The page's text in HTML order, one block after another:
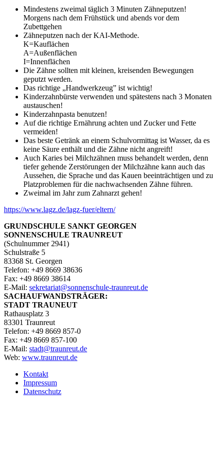
Mindestens zweimal täglich 3 Minuten Zähneputzen!
Morgens nach dem Frühstück und abends vor dem
Zubettgehen
Zähneputzen nach der KAI-Methode.
K=Kauflächen
A=Außenflächen
I=Innenflächen
Die Zähne sollten mit kleinen, kreisenden Bewegungen
geputzt werden.
Das richtige „Handwerkzeug” ist wichtig!
Kinderzahnbürste verwenden und spätestens nach 3 Monaten
austauschen!
Kinderzahnpasta benutzen!
Auf die richtige Ernährung achten und Zucker und Fette
vermeiden!
Das beste Getränk an einem Schulvormittag ist Wasser, da es
keine Säure enthält und die Zähne nicht angreift!
Auch Karies bei Milchzähnen muss behandelt werden, denn
tiefer gehende Zerstörungen der Milchzähne kann auch das
Aussehen, die Sprache und das Kauen beeinträchtigen und zu
Platzproblemen für die nachwachsenden Zähne führen.
Zweimal im Jahr zum Zahnarzt gehen!
https://www.lagz.de/lagz-fuer/eltern/
GRUNDSCHULE SANKT GEORGEN
SONNENSCHULE TRAUNREUT
(Schulnummer 2941)
Schulstraße 5
83368 St. Georgen
Telefon: +49 8669 38636
Fax: +49 8669 38614
E‑Mail: sekretariat@sonnenschule-traunreut.de
SACHAUFWANDSTRÄGER:
STADT TRAUNEUT
Rathausplatz 3
83301 Traunreut
Telefon: +49 8669 857-0
Fax: +49 8669 857-100
E‑Mail: stadt@traunreut.de
Web: www.traunreut.de
Kontakt
Impressum
Datenschutz